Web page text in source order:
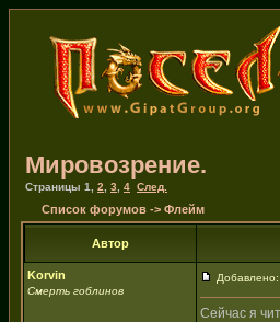
Мировозрение.
Страницы 1 2 3 4 След.
Список форумов -> Флейм
Автор
Korvin
Смерть гоблинов
Добавлено:
Сейчас я